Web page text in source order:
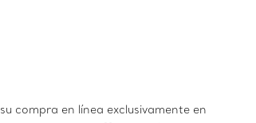
compra en línea exclusivamente en